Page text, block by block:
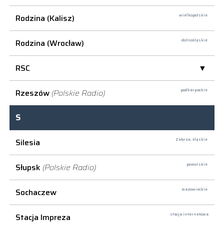
Rodzina (Kalisz) wielkopolskie
Rodzina (Wrocław) dolnośląskie
RSC
Rzeszów (Polskie Radio) podkarpackie
S
Silesia
Zabrze, śląskie
Słupsk (Polskie Radio) pomorskie
Sochaczew mazowieckie
Stacja Impreza stacja internetowa